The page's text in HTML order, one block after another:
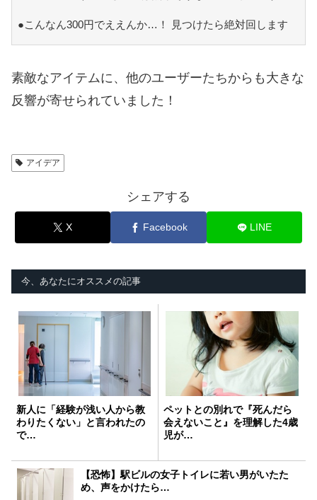
●こんなん300円でええんか…！ 見つけたら絶対回します
素敵なアイテムに、他のユーザーたちからも大きな
反響が寄せられていました！
アイデア
シェアする
X Facebook LINE
今、あなたにオススメの記事
新人に「経験が浅い人から教
わりたくない」と言われたの
で…
ペットとの別れで『死んだら
会えないこと』を理解した4歳
児が…
【恐怖】駅ビルの女子トイレに若い男がいたた
め、声をかけたら…